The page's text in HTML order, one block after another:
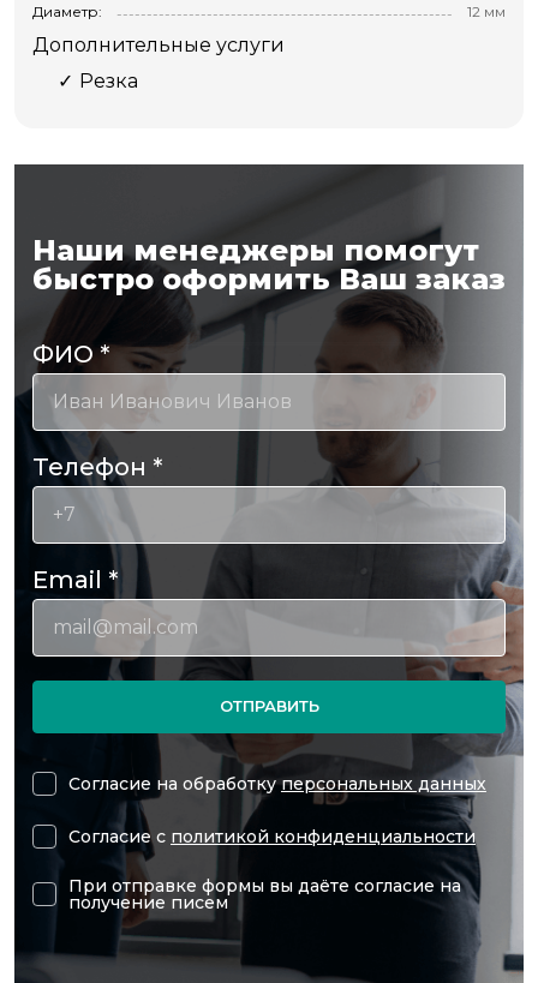
Диаметр:
12 мм
Дополнительные услуги
Резка
Наши менеджеры помогут
быстро оформить Ваш заказ
ФИО*
Телефон *
Email *
ОТПРАВИТЬ
Согласие на обработкуперсональных данных
Согласие с политикой конфиденциальности
При отправке формы вы даёте согласие на
получение писем